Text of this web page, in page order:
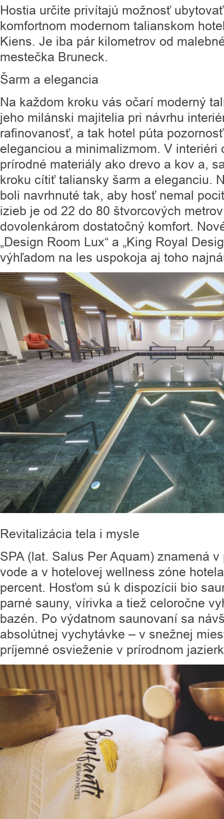
Hostia určite privítajú možnosť
komfortnom modernom talianskom
Kiens. Je iba pár kilometrov od
mestečka Bruneck.
Šarm a elegancia
Na každom kroku vás očarí moderný
jeho milánski majitelia pri návrhu
rafinovanosť, a tak hotel púta
eleganciou a minimalizmom. V interiéri
prírodné materiály ako drevo a kov a,
kroku cítiť taliansky šarm a eleganciu.
boli navrhnuté tak, aby hosť nemal
izieb je od 22 do 80 štvorcových
dovolenkárom dostatočný komfort.
„Design Room Lux“ a „King Royal
výhľadom na les uspokoja aj toho
Revitalizácia tela i mysle
SPA (lat. Salus Per Aquam) znamená
vode a v hotelovej wellness zóne
percent. Hosťom sú k dispozícii bio
parné sauny, vírivka a tiež celoročne
bazén. Po výdatnom saunovaní sa
absolútnej vychytávke – v snežnej
príjemné osvieženie v prírodnom